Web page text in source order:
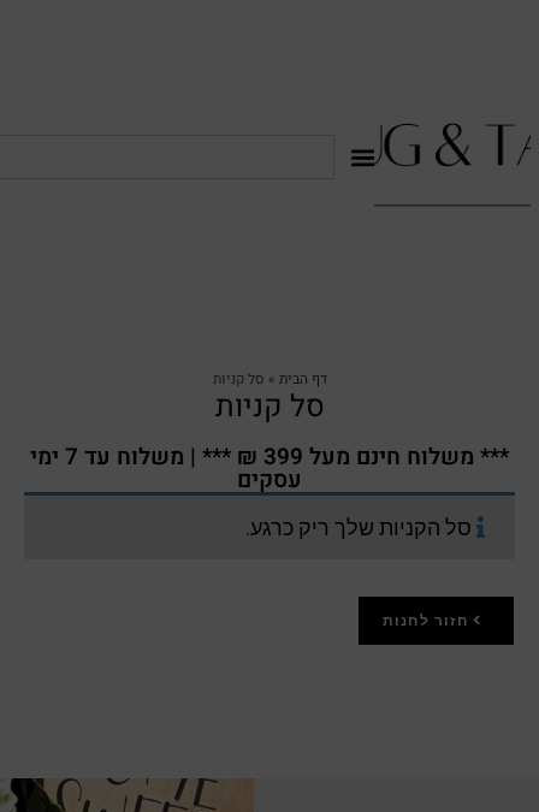
דף הבית » סל קניות
סל קניות
*** משלוח חינם מעל 399 ₪ *** | משלוח עד 7 ימי
עסקים
סל הקניות שלך ריק כרגע.
חזור לחנות